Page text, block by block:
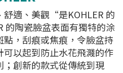
適、美觀“是KOHLER 的
的陶瓷臉盆表面有獨特的涂
，刮痕或焦痕，令臉盆持
以起到防止水花飛濺的作
創新的款式從傳統到現